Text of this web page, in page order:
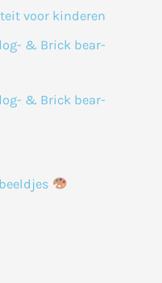
voor kinderen
& Brick bear-
& Brick bear-